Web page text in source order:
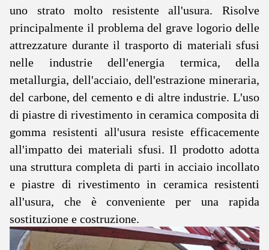
uno strato molto resistente all'usura. Risolve
principalmente il problema del grave logorio delle
attrezzature durante il trasporto di materiali sfusi
nelle industrie dell'energia termica, della
metallurgia, dell'acciaio, dell'estrazione mineraria,
del carbone, del cemento e di altre industrie. L'uso
di piastre di rivestimento in ceramica composita di
gomma resistenti all'usura resiste efficacemente
all'impatto dei materiali sfusi. Il prodotto adotta
una struttura completa di parti in acciaio incollato
e piastre di rivestimento in ceramica resistenti
all'usura, che è conveniente per una rapida
sostituzione e costruzione.